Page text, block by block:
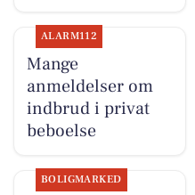
ALARM112
Mange
anmeldelser om
indbrud i privat
beboelse
BOLIGMARKED